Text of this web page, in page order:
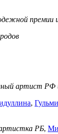
артист РФ
,
РБ,